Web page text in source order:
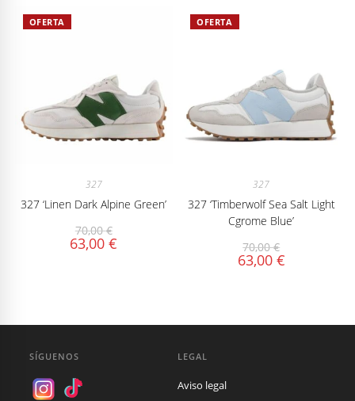
OFERTA
327
327 ‘Linen Dark Alpine Green’
70,00€
63,00€
OFERTA
327
327 ‘Timberwolf Sea Salt Light
Cgrome Blue’
70,00€
63,00 €
SÍGUENOS LEGAL
Aviso legal